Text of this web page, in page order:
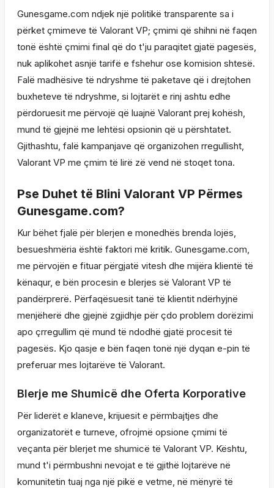
Gunesgame.com ndjek një politikë transparente sa i
përket çmimeve të Valorant VP; çmimi që shihni në faqen
tonë është çmimi final që do t'ju paraqitet gjatë pagesës,
nuk aplikohet asnjë tarifë e fshehur ose komision shtesë.
Falë madhësive të ndryshme të paketave që i drejtohen
buxheteve të ndryshme, si lojtarët e rinj ashtu edhe
përdoruesit me përvojë që luajnë Valorant prej kohësh,
mund të gjejnë me lehtësi opsionin që u përshtatet.
Gjithashtu, falë kampanjave që organizohen rregullisht,
Valorant VP me çmim të lirë zë vend në stoqet tona.
Pse Duhet të Blini Valorant VP Përmes
Gunesgame.com?
Kur bëhet fjalë për blerjen e monedhës brenda lojës,
besueshmëria është faktori më kritik. Gunesgame.com,
me përvojën e fituar përgjatë vitesh dhe mijëra klientë të
kënaqur, e bën procesin e blerjes së Valorant VP të
pandërprerë. Përfaqësuesit tanë të klientit ndërhyjnë
menjëherë dhe gjejnë zgjidhje për çdo problem dorëzimi
apo çrregullim që mund të ndodhë gjatë procesit të
pagesës. Kjo qasje e bën faqen tonë një dyqan e-pin të
preferuar mes lojtarëve të Valorant.
Blerje me Shumicë dhe Oferta Korporative
Për liderët e klaneve, krijuesit e përmbajtjes dhe
organizatorët e turneve, ofrojmë opsione çmimi të
veçanta për blerjet me shumicë të Valorant VP. Kështu,
mund t'i përmbushni nevojat e të gjithë lojtarëve në
komunitetin tuaj nga një pikë e vetme, në mënyrë të